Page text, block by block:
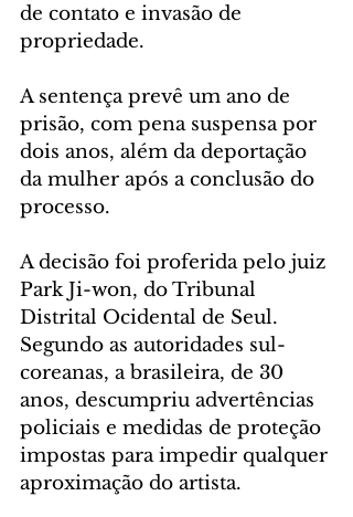
de contato e invasão de
propriedade.
A sentença prevê um ano de
prisão, com pena suspensa por
dois anos, além da deportação
da mulher após a conclusão do
processo.
A decisão foi proferida pelo juiz
Park Ji-won, do Tribunal
Distrital Ocidental de Seul.
Segundo as autoridades sul-
coreanas, a brasileira, de 30
anos, descumpriu advertências
policiais e medidas de proteção
impostas para impedir qualquer
aproximação do artista.